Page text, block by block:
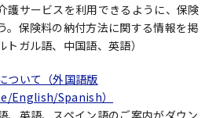
護サービスを利用できるように、保険
。保険料の納付方法に関する情報を掲
ガル語、中国語、英語）
ついて（外国語版
English/Spanish）
、英語、スペイン語のご案内がダウン